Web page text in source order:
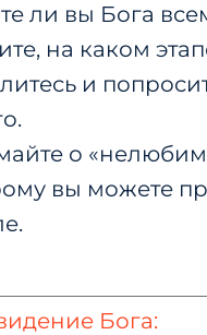
ли вы Бога
на каком
и
о
вы можете
Бога: